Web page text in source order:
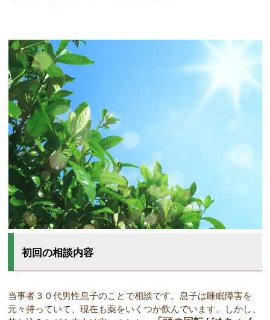
初回の相談内容
当事者３０代男性息子のことで相談です。息子は睡眠障害を
元々持っていて、現在も薬をいくつか飲んでいます。しかし、